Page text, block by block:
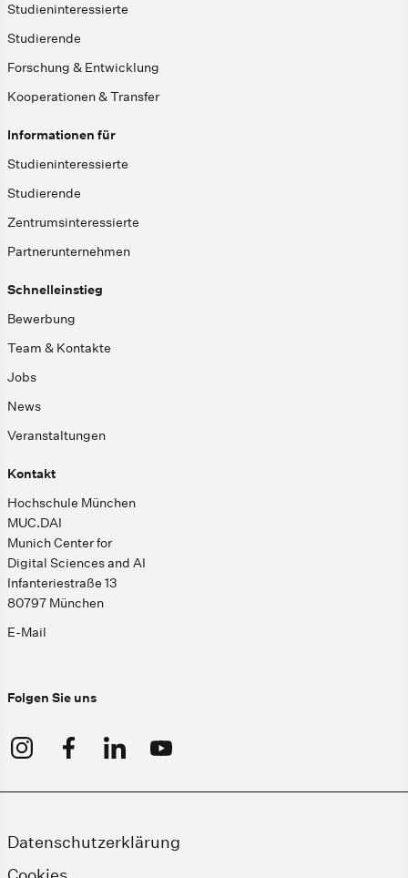
Studieninteressierte
Studierende
Forschung & Entwicklung
Kooperationen & Transfer
Informationen für
Studieninteressierte
Studierende
Zentrumsinteressierte
Partnerunternehmen
Schnelleinstieg
Bewerbung
Team & Kontakte
Jobs
News
Veranstaltungen
Kontakt
Hochschule München
MUC.DAI
Munich Center for
Digital Sciences and AI
Infanteriestraße 13
80797 München
E-Mail
Folgen Sie uns
Datenschutzerklärung